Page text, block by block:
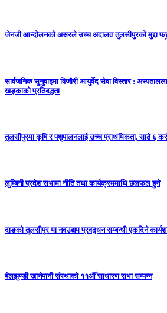
जेनजी आन्दोलनको असरले उच्च अदालत तुलसीपुरको मुद्दा
सार्वजनिक सुनुवाइमा विजाैरी आयुर्वेद सेवा विस्तार :
खड्काकाे प्रतिबद्धता
तुलसीपुरमा कृषि र पशुपालनलाई उच्च प्राथमिकता, साढे ६
लुम्बिनी प्रदेश सभामा नीति तथा कार्यक्रममाथि छलफल हुने
दाङको तुलसीपुर मा नवउद्यम प्रवद्र्धन सम्बन्धी एकदिने
बेलझुण्डी खानेपानी संस्थाको ११औँ साधारण सभा सम्पन्न